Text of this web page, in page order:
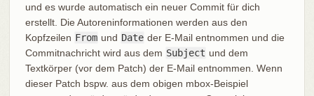
und es wurde automatisch ein neuer Commit für dich
erstellt. Die Autoreninformationen werden aus den
Kopfzeilen From und Date der E-Mail entnommen und die
Commitnachricht wird aus dem Subject und dem
Textkörper (vor dem Patch) der E-Mail entnommen. Wenn
dieser Patch bspw. aus dem obigen mbox-Beispiel